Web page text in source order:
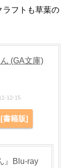
ラフトも草葉の
(GA文庫)
12-15
書籍版]
』Blu-ray